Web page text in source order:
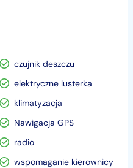
czujnik deszczu
elektryczne lusterka
klimatyzacja
Nawigacja GPS
radio
wspomaganie kierownicy